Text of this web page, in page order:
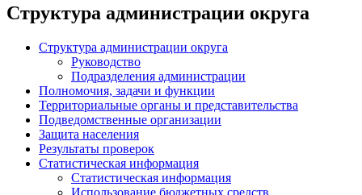
Структура администрации округа
Структура администрации округа
Руководство
Подразделения администрации
Полномочия, задачи и функции
Территориальные органы и представительства
Подведомственные организации
Защита населения
Результаты проверок
Статистическая информация
Статистическая информация
Использование бюджетных средств